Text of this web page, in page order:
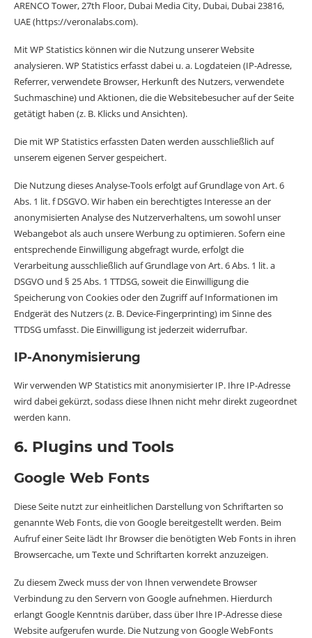
ARENCO Tower, 27th Floor, Dubai Media City, Dubai, Dubai 23816,
UAE (https://veronalabs.com).
Mit WP Statistics können wir die Nutzung unserer Website
analysieren. WP Statistics erfasst dabei u. a. Logdateien (IP-Adresse,
Referrer, verwendete Browser, Herkunft des Nutzers, verwendete
Suchmaschine) und Aktionen, die die Websitebesucher auf der Seite
getätigt haben (z. B. Klicks und Ansichten).
Die mit WP Statistics erfassten Daten werden ausschließlich auf
unserem eigenen Server gespeichert.
Die Nutzung dieses Analyse-Tools erfolgt auf Grundlage von Art. 6
Abs. 1 lit. f DSGVO. Wir haben ein berechtigtes Interesse an der
anonymisierten Analyse des Nutzerverhaltens, um sowohl unser
Webangebot als auch unsere Werbung zu optimieren. Sofern eine
entsprechende Einwilligung abgefragt wurde, erfolgt die
Verarbeitung ausschließlich auf Grundlage von Art. 6 Abs. 1 lit. a
DSGVO und § 25 Abs. 1 TTDSG, soweit die Einwilligung die
Speicherung von Cookies oder den Zugriff auf Informationen im
Endgerät des Nutzers (z. B. Device-Fingerprinting) im Sinne des
TTDSG umfasst. Die Einwilligung ist jederzeit widerrufbar.
IP-Anonymisierung
Wir verwenden WP Statistics mit anonymisierter IP. Ihre IP-Adresse
wird dabei gekürzt, sodass diese Ihnen nicht mehr direkt zugeordnet
werden kann.
6. Plugins und Tools
Google Web Fonts
Diese Seite nutzt zur einheitlichen Darstellung von Schriftarten so
genannte Web Fonts, die von Google bereitgestellt werden. Beim
Aufruf einer Seite lädt Ihr Browser die benötigten Web Fonts in ihren
Browsercache, um Texte und Schriftarten korrekt anzuzeigen.
Zu diesem Zweck muss der von Ihnen verwendete Browser
Verbindung zu den Servern von Google aufnehmen. Hierdurch
erlangt Google Kenntnis darüber, dass über Ihre IP-Adresse diese
Website aufgerufen wurde. Die Nutzung von Google WebFonts